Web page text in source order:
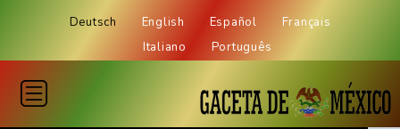
Deutsch English Español
Français
Italiano
Português